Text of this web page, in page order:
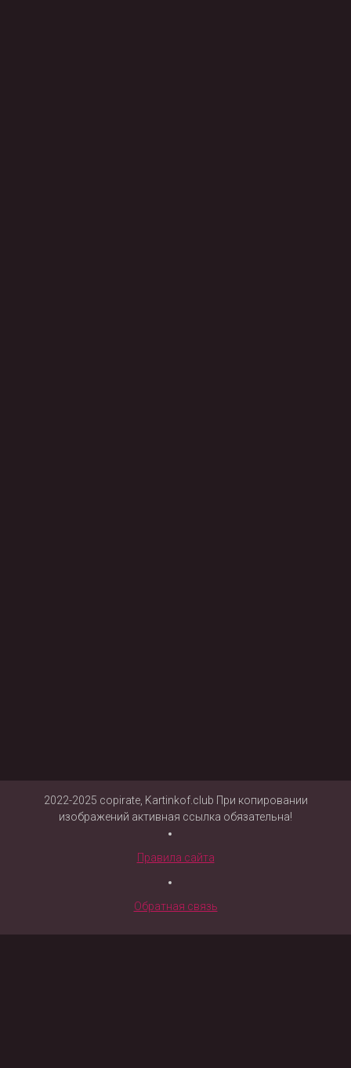
2022-2025 copirate, Kartinkof.club При копировании
изображений активная ссылка обязательна!
Правила сайта
Обратная связь